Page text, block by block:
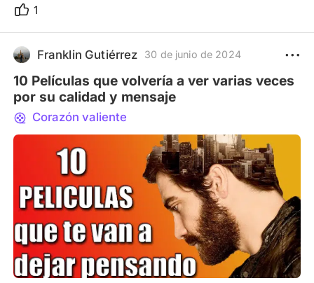
1
Franklin Gutiérrez 30 de junio de 2024
10 Películas que volvería a ver varias veces
por su calidad y mensaje
Corazón valiente